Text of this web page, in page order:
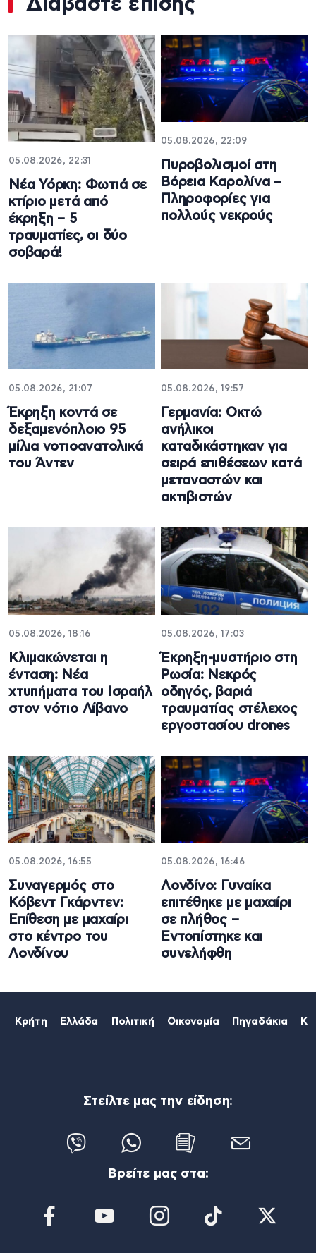
05.08.2026, 22:31
Νέα Υόρκη: Φωτιά σε
κτίριο μετά από
έκρηξη – 5
τραυματίες, οι δύο
σοβαρά!
05.08.2026, 22:09
Πυροβολισμοί στη
Βόρεια Καρολίνα –
Πληροφορίες για
πολλούς νεκρούς
05.08.2026, 21:07
Έκρηξη κοντά σε
δεξαμενόπλοιο 95
μίλια νοτιοανατολικά
του Άντεν
05.08.2026, 19:57
Γερμανία: Οκτώ
ανήλικοι
καταδικάστηκαν για
σειρά επιθέσεων κατά
μεταναστών και
ακτιβιστών
05.08.2026, 18:16
Κλιμακώνεται η
ένταση: Νέα
χτυπήματα του Ισραήλ
στον νότιο Λίβανο
05.08.2026, 17:03
Έκρηξη-μυστήριο στη
Ρωσία: Νεκρός
οδηγός, βαριά
τραυματίας στέλεχος
εργοστασίου drones
05.08.2026, 16:55
Συναγερμός στο
Κόβεντ Γκάρντεν:
Επίθεση με μαχαίρι
στο κέντρο του
Λονδίνου
05.08.2026, 16:46
Λονδίνο: Γυναίκα
επιτέθηκε με μαχαίρι
σε πλήθος –
Εντοπίστηκε και
συνελήφθη
Κρήτη Ελλάδα Πολιτική Οικονομία Πηγαδάκια
Στείλτε μας την είδηση:
Βρείτε μας στα: